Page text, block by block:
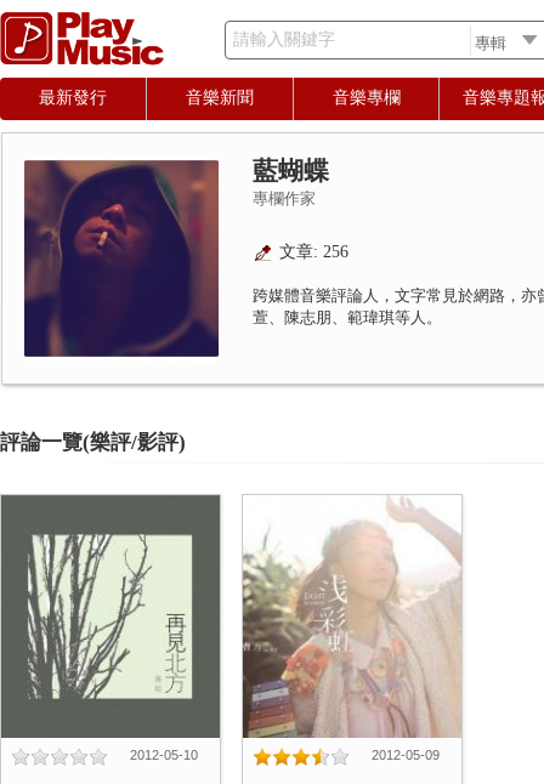
請輸入關鍵字
最新發行 音樂新聞 音樂專欄 音樂專題
藍蝴蝶
專欄作家
文章: 256
跨媒體音樂評論人，文字常見於網路，
萱、陳志朋、範瑋琪等人。
評論一覽(樂評/影評)
2012-05-10 2012-05-09